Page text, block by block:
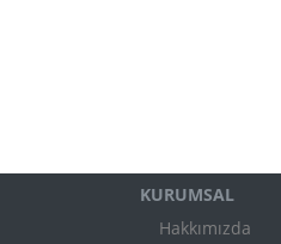
KURUMSAL
Hakkımızda